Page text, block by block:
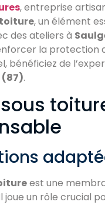
, entreprise
, un élément
des ateliers à
la protection
bénéficiez de
.
sous
est une
joue un rôle crucial